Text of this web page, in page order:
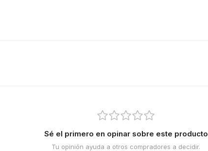
Sé el primero en opinar sobre este producto
Tu opinión ayuda a otros compradores a decidir.